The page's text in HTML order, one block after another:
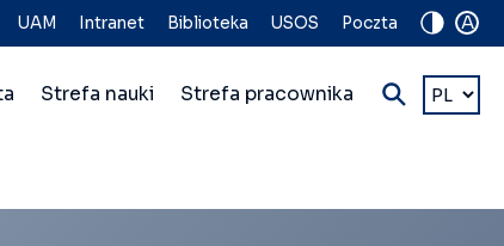
A
UAM Intranet Biblioteka USOS Poczta
Strefa nauki Strefa pracownika
Wybierz
język